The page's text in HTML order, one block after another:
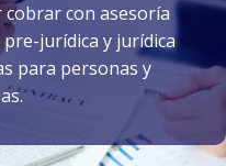
con asesoría
jurídica y jurídica
para personas y